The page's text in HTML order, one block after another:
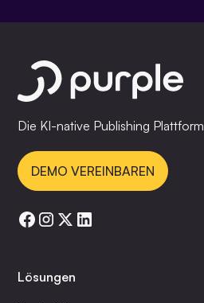
Die KI-native Publishing Plattform
DEMO VEREINBAREN
Lösungen